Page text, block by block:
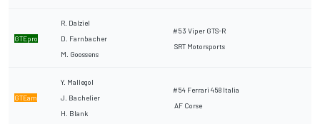
GTEpro
R. Dalziel
D. Farnbacher
M. Goossens
#53 Viper GTS-R
SRT Motorsports
GTEam
Y. Mallegol
J. Bachelier
H. Blank
#54 Ferrari 458 Italia
AF Corse